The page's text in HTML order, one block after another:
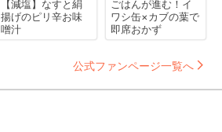
【減塩】なすと絹
揚げのピリ辛お味
噌汁
ごはんが進む！イ
ワシ缶×カブの葉で
即席おかず
公式ファンページ一覧へ